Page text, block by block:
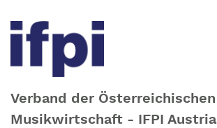
Verband der Österreichischen
Musikwirtschaft - IFPI Austria